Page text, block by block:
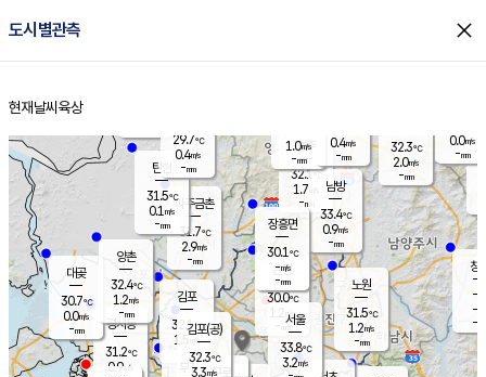
도시별관측 close
홈
현재날씨 육상
양주
32.1℃
1.7
-mm
경서동
31.2℃
0.9m/s
파주금촌
31.7℃
2.9m/s
-mm
32.3℃
2.0m/s
-mm
대곶
30.7℃
0.0m/s
-mm
창
-
-m/
-
탄현
31.5℃
0.1 m/s
-mm
0.0m/s
-mm
김포
32.1℃
1.5 m/s
mm
부천
양촌
32.4℃
1.2m/s
-mm
구로
은평
30.0℃
1.2 m/s
- mm
노원
31.5℃
1.2m/s
-mm
남방
33.4℃
0.9m/s
-mm
장흥면
30.1℃
-m/s
-mm
1.0m/s
-mm
김포(공)
32.3℃
3.3m/s
서울
33.8℃
3.2m/s
29.7℃
0.4m/s
-mm
0.4m/s
-mm